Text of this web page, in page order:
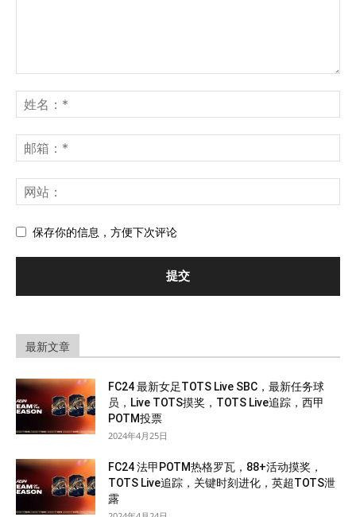
保存你的信息，方便下次评论
最新文章
FC24 最新女足TOTS Live SBC，最新任务球
员，Live TOTS摸奖，TOTS Live追踪，西甲
POTM投票
2024年4月25日
FC24 法甲POTM热格罗瓦，88+活动摸奖，
TOTS Live追踪，关键时刻进化，英超TOTS泄
露